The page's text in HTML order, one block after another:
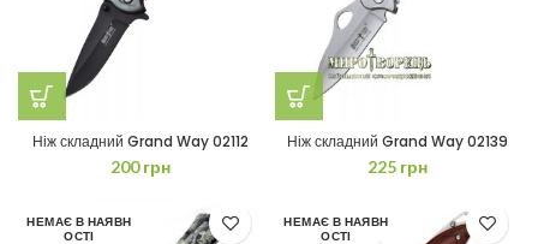
Ніж складний Grand Way 02112
200грн
Ніж складний Grand Way 02139
225 грн
НЕМАЄ В НАЯВН
ОСТІ
НЕМАЄ В НАЯВН
ОСТІ